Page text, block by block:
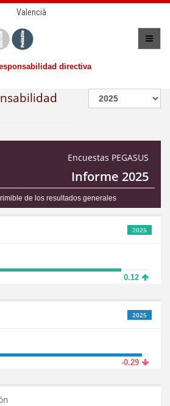
Valencià
directiva
Encuestas PEGASUS
Informe 2025
de los resultados generales
2025
0.12
2025
-0.29